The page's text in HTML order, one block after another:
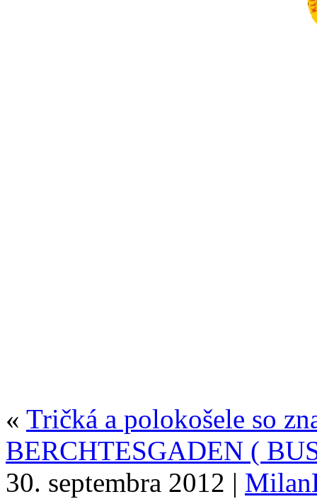
« Tričká a polokošele so
BERCHTESGADEN (
30. septembra 2012 |